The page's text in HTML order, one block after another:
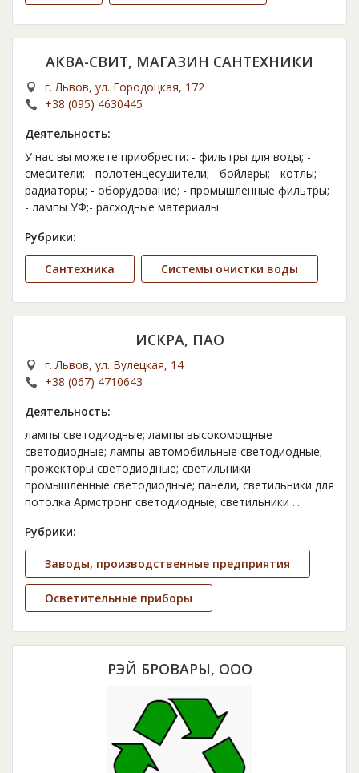
АКВА-СВИТ, МАГАЗИН САНТЕХНИКИ
г. Львов, ул. Городоцкая, 172
+38 (095) 4630445
Деятельность:
У нас вы можете приобрести: - фильтры для воды; -
смесители; - полотенцесушители; - бойлеры; - котлы; -
радиаторы; - оборудование; - промышленные фильтры;
- лампы УФ;- расходные материалы.
Рубрики:
Сантехника Системы очистки воды
ИСКРА, ПАО
г. Львов, ул. Вулецкая, 14
+38 (067) 4710643
Деятельность:
лампы светодиодные; лампы высокомощные
светодиодные; лампы автомобильные светодиодные;
прожекторы светодиодные; светильники
промышленные светодиодные; панели, светильники для
потолка Армстронг светодиодные; светильники ...
Рубрики:
Заводы, производственные предприятия
Осветительные приборы
РЭЙ БРОВАРЫ, ООО